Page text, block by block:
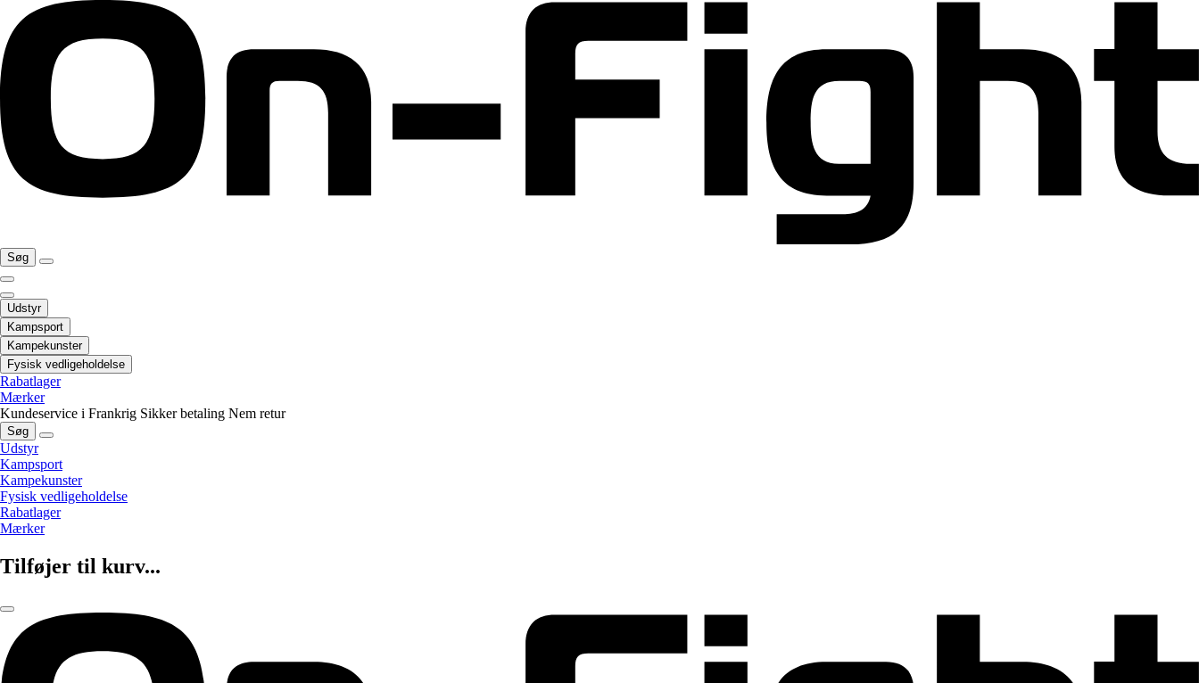
Søg
Udstyr
Kampsport
Kampekunster
Fysisk vedligeholdelse
Rabatlager
Mærker
Kundeservice i Frankrig Sikker betaling Nem retur
Søg
Udstyr
Kampsport
Kampekunster
Fysisk vedligeholdelse
Rabatlager
Mærker
Tilføjer til kurv...